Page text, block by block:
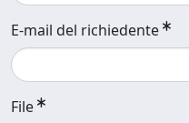
E-mail del richiedente
File